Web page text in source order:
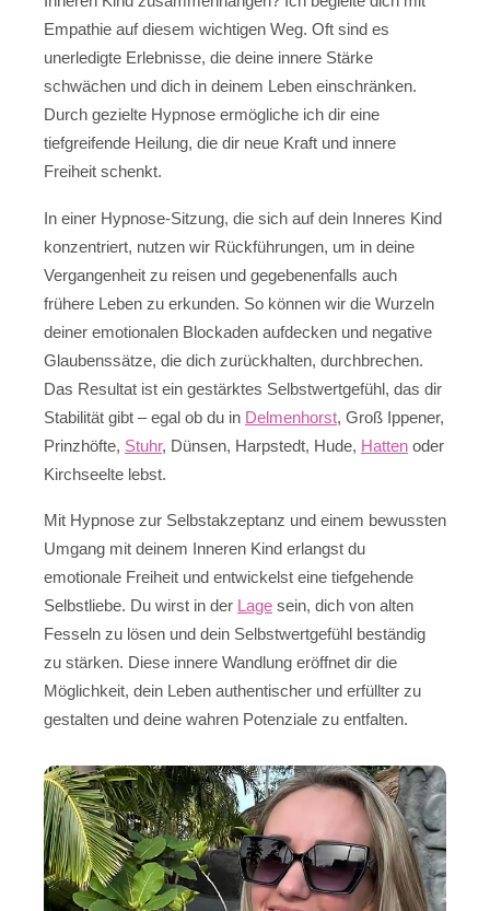
Empathie auf diesem wichtigen Weg. Oft sind es
unerledigte Erlebnisse, die deine innere Stärke
schwächen und dich in deinem Leben einschränken.
Durch gezielte Hypnose ermögliche ich dir eine
tiefgreifende Heilung, die dir neue Kraft und innere
Freiheit schenkt.
In einer Hypnose-Sitzung, die sich auf dein Inneres Kind
konzentriert, nutzen wir Rückführungen, um in deine
Vergangenheit zu reisen und gegebenenfalls auch
frühere Leben zu erkunden. So können wir die Wurzeln
deiner emotionalen Blockaden aufdecken und negative
Glaubenssätze, die dich zurückhalten, durchbrechen.
Das Resultat ist ein gestärktes Selbstwertgefühl, das dir
Stabilität gibt – egal ob du in Delmenhorst, Groß Ippener,
Prinzhöfte, Stuhr, Dünsen, Harpstedt, Hude, Hatten oder
Kirchseelte lebst.
Mit Hypnose zur Selbstakzeptanz und einem bewussten
Umgang mit deinem Inneren Kind erlangst du
emotionale Freiheit und entwickelst eine tiefgehende
Selbstliebe. Du wirst in der Lage sein, dich von alten
Fesseln zu lösen und dein Selbstwertgefühl beständig
zu stärken. Diese innere Wandlung eröffnet dir die
Möglichkeit, dein Leben authentischer und erfüllter zu
gestalten und deine wahren Potenziale zu entfalten.